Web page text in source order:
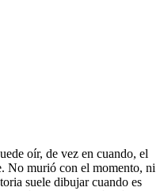
oír, de vez en cuando, el
No murió con el momento, ni
suele dibujar cuando es